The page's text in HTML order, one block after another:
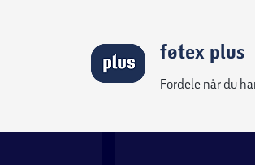
føtex plus
Fordele når du